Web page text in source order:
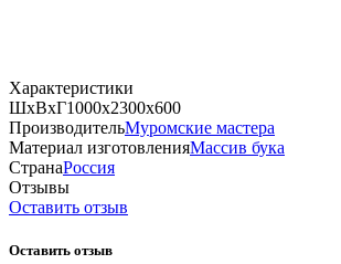
Характеристики
ШхВхГ1000х2300х600
ПроизводительМуромские мастера
Материал изготовленияМассив бука
СтранаРоссия
Отзывы
Оставить отзыв
Оставить отзыв